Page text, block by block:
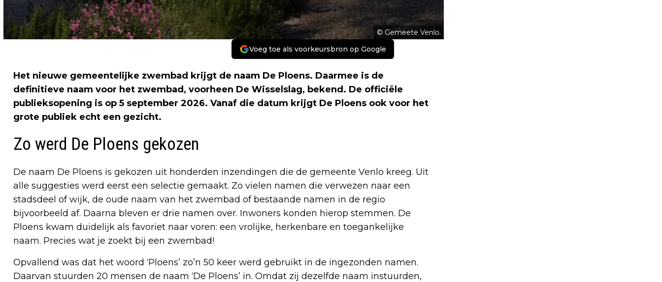
© Gemeete Venlo.
Voeg toe als voorkeursbron op Google
Het nieuwe gemeentelijke zwembad krijgt de naam De Ploens. Daarmee is de
definitieve naam voor het zwembad, voorheen De Wisselslag, bekend. De officiële
publieksopening is op 5 september 2026. Vanaf die datum krijgt De Ploens ook voor het
grote publiek echt een gezicht.
Zo werd De Ploens gekozen
De naam De Ploens is gekozen uit honderden inzendingen die de gemeente Venlo kreeg. Uit
alle suggesties werd eerst een selectie gemaakt. Zo vielen namen die verwezen naar een
stadsdeel of wijk, de oude naam van het zwembad of bestaande namen in de regio
bijvoorbeeld af. Daarna bleven er drie namen over. Inwoners konden hierop stemmen. De
Ploens kwam duidelijk als favoriet naar voren: een vrolijke, herkenbare en toegankelijke
naam. Precies wat je zoekt bij een zwembad!
Opvallend was dat het woord ‘Ploens’ zo’n 50 keer werd gebruikt in de ingezonden namen.
Daarvan stuurden 20 mensen de naam ‘De Ploens’ in. Omdat zij dezelfde naam instuurden,